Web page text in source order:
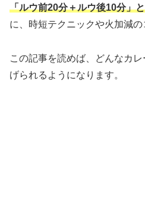
「ルウ前20分＋ルウ後10分」
に、時短テクニックや火加減の
この記事を読めば、どんなカ
げられるようになります。